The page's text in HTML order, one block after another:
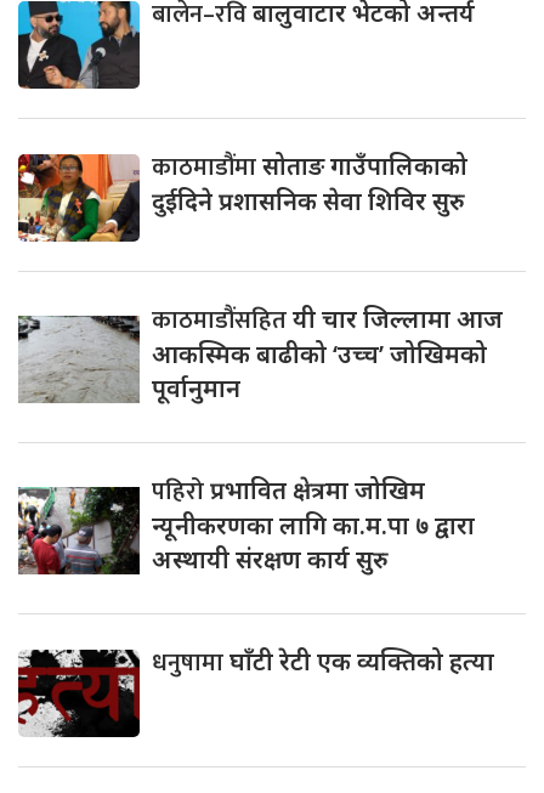
बालेन–रविबालुवाटार भेटको अन्तर्य
काठमाडौंमासोताङ गाउँपालिकाको
दुईदिने प्रशासनिक सेवा शिविर सुरु
काठमाडौंसहितयी चार जिल्लामा आज
आकस्मिक बाढीको ‘उच्च’ जोखिमको
पूर्वानुमान
पहिरोप्रभावित क्षेत्रमा जोखिम
न्यूनीकरणका लागि का.म.पा ७ द्वारा
अस्थायी संरक्षण कार्य सुरु
धनुषामाघाँटी रेटी एक व्यक्तिको हत्या